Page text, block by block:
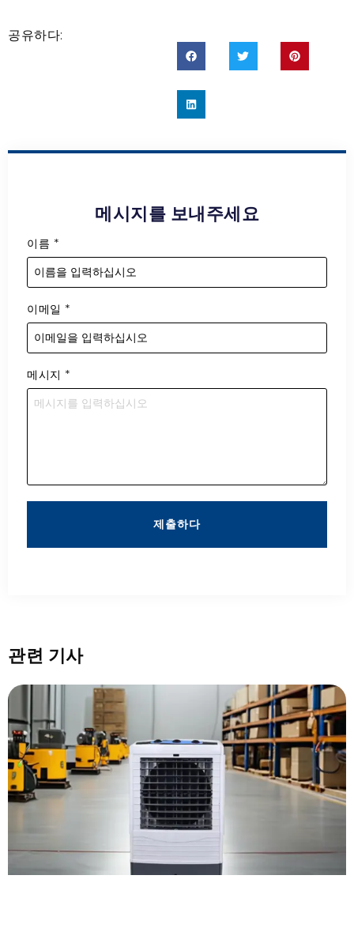
공유하다:
메시지를 보내주세요
이름 *
이메일 *
메시지 *
제출하다
관련 기사